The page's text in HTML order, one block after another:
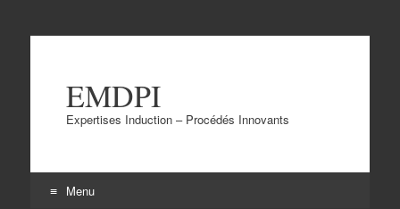
EMDPI
Expertises Induction – Procédés Innovants
Menu